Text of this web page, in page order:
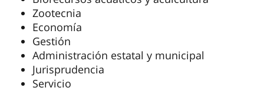
Zootecnia
Economía
Gestión
Administración estatal y municipal
Jurisprudencia
Servicio